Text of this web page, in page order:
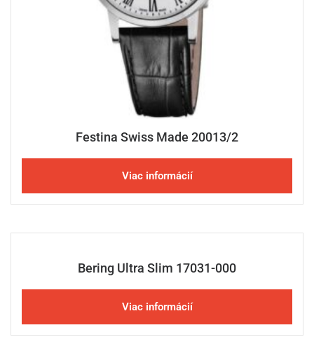
Festina Swiss Made 20013/2
Viac informácií
Bering Ultra Slim 17031-000
Viac informácií